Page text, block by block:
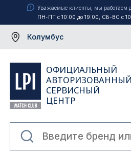
Уважаемые клиенты, мы работаем
ПН-ПТ с 10:00 до 19:00, СБ-ВС с
Колумбус
ОФИЦИАЛЬНЫЙ
АВТОРИЗОВАННЫЙ
СЕРВИСНЫЙ
ЦЕНТР